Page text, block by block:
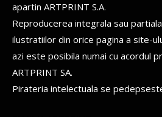
apartin ARTPRINT S.A.
Reproducerea integrala sau
ilustratiilor din orice pagina a site-
azi este posibila numai cu acordul
ARTPRINT SA.
Pirateria intelectuala se